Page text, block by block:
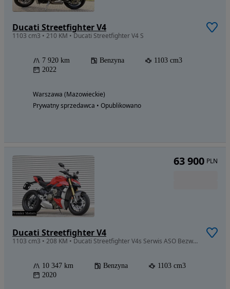
Ducati Streetfighter V4
1103 cm3 • 210 KM • Ducati Streetfighter V4 S
7 920 km Benzyna
1103 cm3
2022
Warszawa (Mazowieckie)
Prywatny sprzedawca • Opublikowano
Ducati Streetfighter V4
1103 cm3 • 208 KM • Ducati Streetfighter V4s Serwis ASO Bezwypadkowy Zadbany
10 347 km Benzyna
1103 cm3
2020
63 900 PLN